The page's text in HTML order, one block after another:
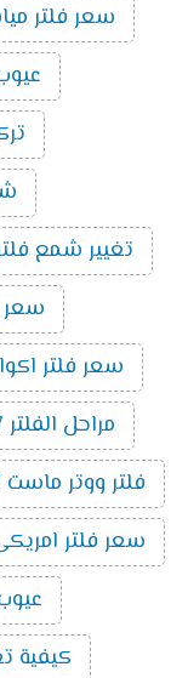
سعر فلتر مياه 7 مراحل تايوانى امريكي
عيوب
تغيير شمع فلتر 7
سعر
سعر فلتر
مراحل الفلتر 7 مراحل
فلتر ووتر ماست 7 مراحل
سعر فلتر امريكى 7
عيوب
كيفية